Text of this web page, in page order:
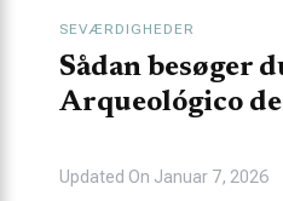
SEVÆRDIGHEDER
Sådan besøger
Arqueológico
Updated On Januar 7, 2026